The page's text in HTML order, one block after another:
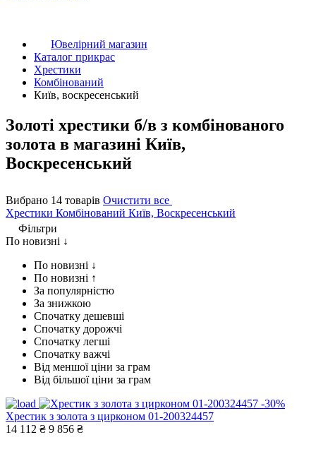
Ювелірний магазин
Каталог прикрас
Хрестики
Комбінований
Київ, воскресенський
Золоті хрестики б/в з комбінованого
золота в магазині Київ,
Воскресенський
Вибрано 14 товарів Очистити все
Хрестики Комбінований Київ, Воскресенський
Фільтри
По новизні ↓
По новизні ↓
По новизні ↑
За популярністю
За знижкою
Спочатку дешевші
Спочатку дорожчі
Спочатку легші
Спочатку важчі
Від меншої ціни за грам
Від більшої ціни за грам
-30%
Хрестик з золота з цирконом 01-200324457
14 112 ₴ 9 856 ₴